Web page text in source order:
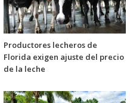
Productores lecheros de
Florida exigen ajuste del precio
de la leche